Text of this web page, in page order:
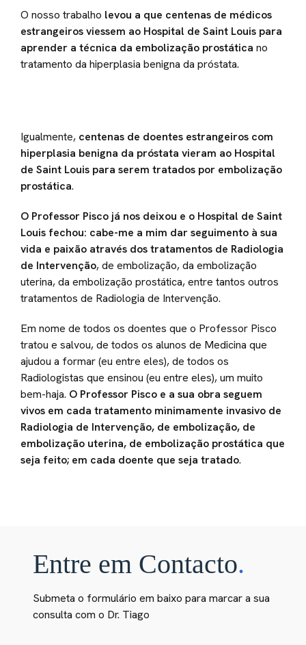
O nosso trabalho levou a que centenas de médicos
estrangeiros viessem ao Hospital de Saint Louis para
aprender a técnica da embolização prostática no
tratamento da hiperplasia benigna da próstata.
Igualmente, centenas de doentes estrangeiros com
hiperplasia benigna da próstata vieram ao Hospital
de Saint Louis para serem tratados por embolização
prostática.
O Professor Pisco já nos deixou e o Hospital de Saint
Louis fechou: cabe-me a mim dar seguimento à sua
vida e paixão através dos tratamentos de Radiologia
de Intervenção, de embolização, da embolização
uterina, da embolização prostática, entre tantos outros
tratamentos de Radiologia de Intervenção.
Em nome de todos os doentes que o Professor Pisco
tratou e salvou, de todos os alunos de Medicina que
ajudou a formar (eu entre eles), de todos os
Radiologistas que ensinou (eu entre eles), um muito
bem-haja. O Professor Pisco e a sua obra seguem
vivos em cada tratamento minimamente invasivo de
Radiologia de Intervenção, de embolização, de
embolização uterina, de embolização prostática que
seja feito; em cada doente que seja tratado.
Entre em Contacto.
Submeta o formulário em baixo para marcar a sua
consulta com o Dr. Tiago